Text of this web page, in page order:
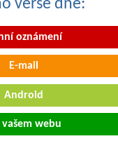
verše dne:
oznámení
E-mail
Android
vašem webu